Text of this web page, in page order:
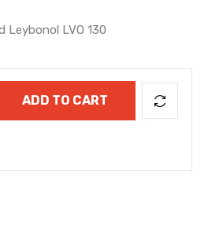
Leybonol LVO 130
ADD TO CART